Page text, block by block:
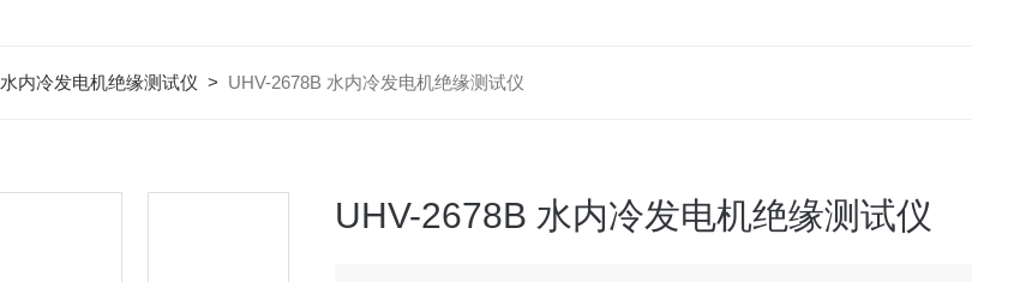
水内冷发电机绝缘测试仪 > UHV-2678B 水内冷发电机绝缘测试仪
UHV-2678B 水内冷发电机绝缘测试仪